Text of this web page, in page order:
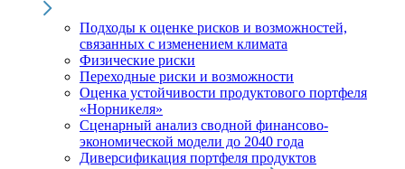
Подходы к оценке рисков и возможностей,
связанных с изменением климата
Физические риски
Переходные риски и возможности
Оценка устойчивости продуктового портфеля
«Норникеля»
Сценарный анализ сводной финансово-
экономической модели до 2040 года
Диверсификация портфеля продуктов